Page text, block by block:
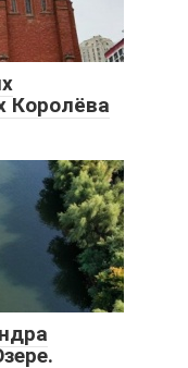
Королёва